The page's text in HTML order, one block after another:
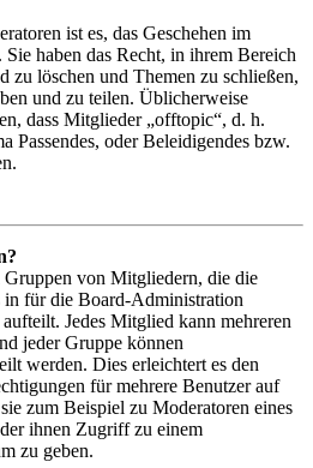
ist es, das Geschehen im
haben das Recht, in ihrem Bereich
zu löschen und Themen zu schließen,
und zu teilen. Üblicherweise
dass Mitglieder „offtopic“, d. h.
Passendes, oder Beleidigendes bzw.
Gruppen von Mitgliedern, die die
für die Board-Administration
Jedes Mitglied kann mehreren
jeder Gruppe können
werden. Dies erleichtert es den
für mehrere Benutzer auf
zum Beispiel zu Moderatoren eines
ihnen Zugriff zu einem
zu geben.